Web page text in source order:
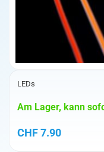
LEDs
CHF7.90
Am Lager, kann